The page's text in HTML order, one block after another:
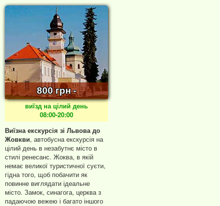
800 грн -
виїзд на цілий день
08:00-20:00
Виїзна екскурсія зі Львова до
Жовкви, автобусна екскурсія на
цілий день в незабутнє місто в
стилі ренесанс. Жоква, в якій
немає великої туристичної суєти,
гідна того, щоб побачити як
повинне виглядати ідеальне
місто. Замок, синагога, церква з
падаючою вежею і багато іншого